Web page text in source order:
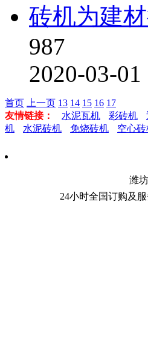
砖机为建
987
2020-03-01
首页 上一页 13 14 15 16 17
友情链接：
水泥瓦机 彩砖机
机
水泥砖机 免烧砖机 空心
潍
24小时全国订购及服